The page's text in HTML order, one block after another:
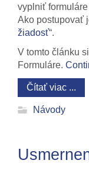
vyplniť
Ako postupovať
žiadosť“.
V tomto článku
Formuláre.
Čítať viac ...
Návody